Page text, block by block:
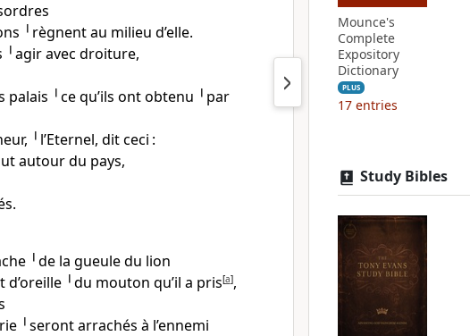
╵règnent au milieu d’elle.
╵agir avec droiture,
palais ╵ce qu’ils ont obtenu ╵par
╵l’Eternel, dit ceci :
autour du pays,
╵de la gueule du lion
╵du mouton qu’il a pris[a],
╵seront arrachés à l’ennemi
Mounce's
Complete
Expository
Dictionary
PLUS
17 entries
Study Bibles